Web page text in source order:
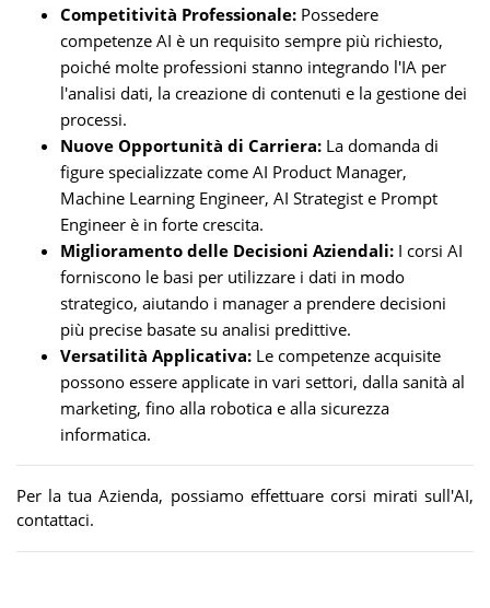
Competitività Professionale: Possedere
competenze AI è un requisito sempre più richiesto,
poiché molte professioni stanno integrando l'IA per
l'analisi dati, la creazione di contenuti e la gestione dei
processi.
Nuove Opportunità di Carriera: La domanda di
figure specializzate come AI Product Manager,
Machine Learning Engineer, AI Strategist e Prompt
Engineer è in forte crescita.
Miglioramento delle Decisioni Aziendali: I corsi AI
forniscono le basi per utilizzare i dati in modo
strategico, aiutando i manager a prendere decisioni
più precise basate su analisi predittive.
Versatilità Applicativa: Le competenze acquisite
possono essere applicate in vari settori, dalla sanità al
marketing, fino alla robotica e alla sicurezza
informatica.
Per la tua Azienda, possiamo effettuare corsi mirati sull'AI,
contattaci.